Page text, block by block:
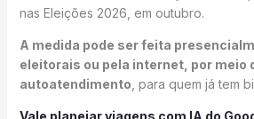
nas Eleições 2026, em outubro.
A medida pode ser feita
eleitorais ou pela internet, por meio
autoatendimento , para quem já tem
Vale planejar viagens com IA do